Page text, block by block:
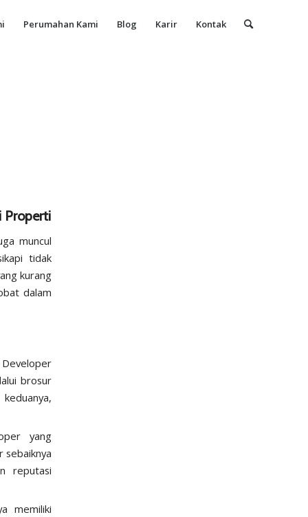
Perumahan Kami Blog Karir Kontak
Properti
muncul
tidak
kurang
dalam
Developer
brosur
yang
sebaiknya
reputasi
memiliki